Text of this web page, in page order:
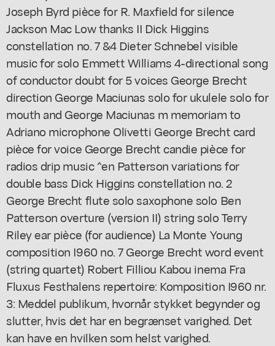
Joseph Byrd pièce for R. Maxfield for silence
Jackson Mac Low thanks II Dick Higgins
constellation no. 7 &4 Dieter Schnebel visible
music for solo Emmett Williams 4-directional song
of conductor doubt for 5 voices George Brecht
direction George Maciunas solo for ukulele solo for
mouth and George Maciunas m memoriam to
Adriano microphone Olivetti George Brecht card
pièce for voice George Brecht candie pièce for
radios drip music ^en Patterson variations for
double bass Dick Higgins constellation no. 2
George Brecht flute solo saxophone solo Ben
Patterson overture (version II) string solo Terry
Riley ear pièce (for audience) La Monte Young
composition I960 no. 7 George Brecht word event
(string quartet) Robert Filliou Kabou inema Fra
Fluxus Festhalens repertoire: Komposition I960 nr.
3: Meddel publikum, hvornår stykket begynder og
slutter, hvis det har en begrænset varighed. Det
kan have en hvilken som helst varighed.